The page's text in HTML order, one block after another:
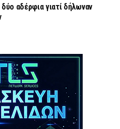
αδέρφια γιατί δήλωναν